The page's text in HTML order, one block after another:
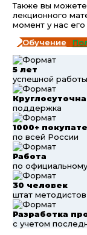
Также вы можете
лекционного
момент у нас его
5 лет
успешной работы
поддержка
1000+
по всей России
Работа
по
30 человек
штат методистов
Разработка
с учетом